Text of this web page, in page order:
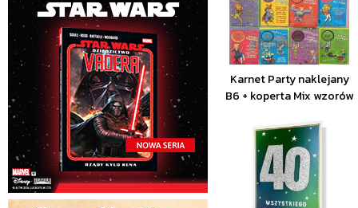
Karnet Party naklejany
B6 + koperta Mix wzorów